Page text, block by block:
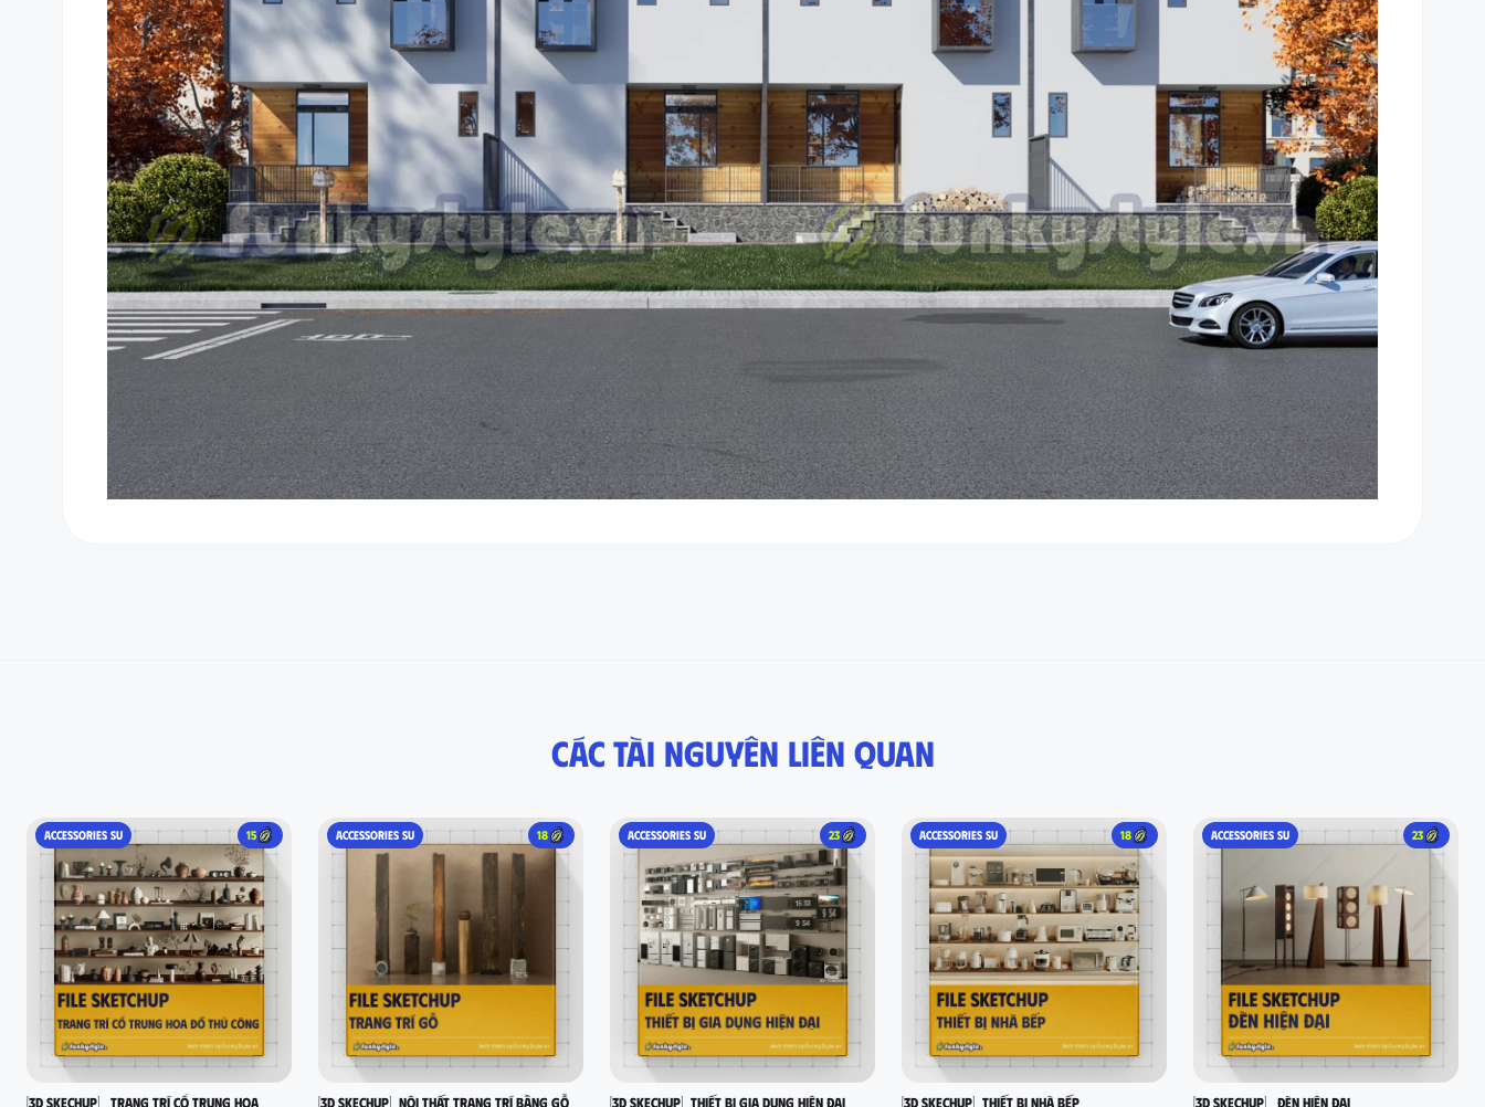
Các tài nguyên liên quan
ACCESSORIES SU 15
[3D SKECHUP]_ Trang trí cổ Trung Hoa
ACCESSORIES SU 18
[3D SKECHUP]_Nội thất trang trí bằng gỗ
ACCESSORIES SU 23
[3D SKECHUP]_Thiết bị gia dụng hiện đại
ACCESSORIES SU 18
[3D SKECHUP]_Thiết bị nhà bếp
ACCESSORIES SU 23
[3D SKECHUP]_ Đèn hiện đại